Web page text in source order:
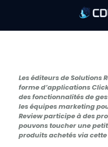
Les éditeurs de Solutions
forme d’applications
des fonctionnalitésde
les équipes marketing
Review participe à des
pouvons toucher une
produits achetés via